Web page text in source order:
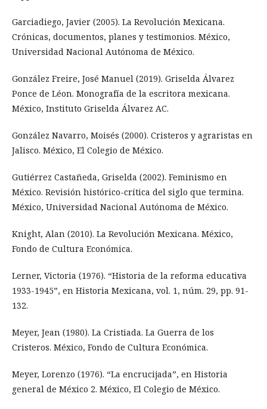
Garciadiego, Javier (2005). La Revolución Mexicana.
Crónicas, documentos, planes y testimonios. México,
Universidad Nacional Autónoma de México.
González Freire, José Manuel (2019). Griselda Álvarez
Ponce de Léon. Monografía de la escritora mexicana.
México, Instituto Griselda Álvarez AC.
González Navarro, Moisés (2000). Cristeros y agraristas en
Jalisco. México, El Colegio de México.
Gutiérrez Castañeda, Griselda (2002). Feminismo en
México. Revisión histórico-crítica del siglo que termina.
México, Universidad Nacional Autónoma de México.
Knight, Alan (2010). La Revolución Mexicana. México,
Fondo de Cultura Económica.
Lerner, Victoria (1976). “Historia de la reforma educativa
1933-1945”, en Historia Mexicana, vol. 1, núm. 29, pp. 91-
132.
Meyer, Jean (1980). La Cristiada. La Guerra de los
Cristeros. México, Fondo de Cultura Económica.
Meyer, Lorenzo (1976). “La encrucijada”, en Historia
general de México 2. México, El Colegio de México.